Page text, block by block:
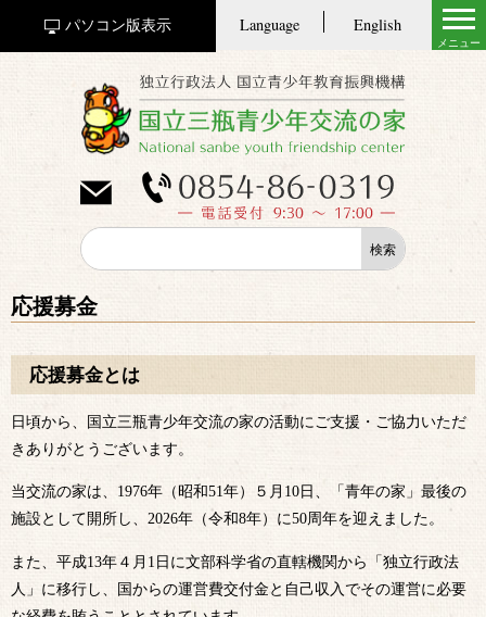
パソコン版表示 Language English
応援募金
応援募金とは
日頃から、国立三瓶青少年交流の家の活動にご支援・ご協力いただ
きありがとうございます。
当交流の家は、1976年（昭和51年）５月10日、「青年の家」最後の
施設として開所し、2026年（令和8年）に50周年を迎えました。
また、平成13年４月1日に文部科学省の直轄機関から「独立行政法
人」に移行し、国からの運営費交付金と自己収入でその運営に必要